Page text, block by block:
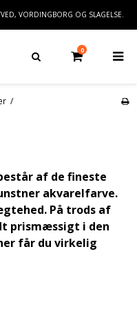
VORDINGBORG OG SLAGELSE.
0
/
af de fineste
akvarelfarve.
På trods af
prismæssigt i den
får du virkelig